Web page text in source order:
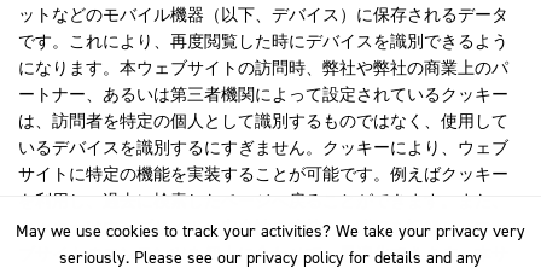
ットなどのモバイル機器（以下、デバイス）に保存されるデータ
です。これにより、再度閲覧した時にデバイスを識別できるよう
になります。本ウェブサイトの訪問時、弊社や弊社の商業上のパ
ートナー、あるいは第三者機関によって設定されているクッキー
は、訪問者を特定の個人として識別するものではなく、使用して
いるデバイスを識別するにすぎません。クッキーにより、ウェブ
サイトに特定の機能を実装することが可能です。例えばクッキー
を利用し、過去に検索したページへ戻ることができます。また、
クッキーはウェブサイトの安全性を維持し、嗜好を記録し、ウェ
ブサイトのコンテンツを個人に合わせて、最適化できます。本サ
May we use cookies to track your activities? We take your privacy very
seriously. Please see our privacy policy for details and any
May we use cookies to track your activities? We take your privacy very
seriously. Please see our privacy policy for details and any